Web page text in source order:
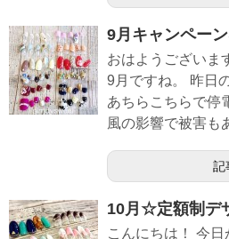
9月キャンペー
おはようございま
9月ですね。 昨日
あちらこちらで停
風の影響で被害も
記
10月☆定額制デ
こんにちは！ 今